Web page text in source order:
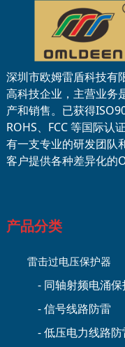
深圳市欧姆雷盾科技有
高科技企业，主营业务
产和销售。已获得
ROHS、FCC 等国际认
有一支专业的研发团队
客户提供各种差异化的
产品分类
雷击过电压保护器
- 同轴射频电涌保
- 信号线路防雷
- 低压电力线路防